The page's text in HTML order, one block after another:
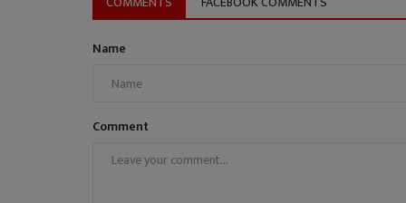
Name
Comment